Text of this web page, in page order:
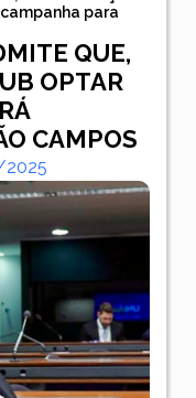
para
QUE,
OPTAR
CAMPOS